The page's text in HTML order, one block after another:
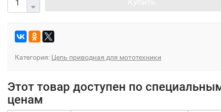
Категория: Цепь приводная для мототехники
Этот товар доступен по
ценам